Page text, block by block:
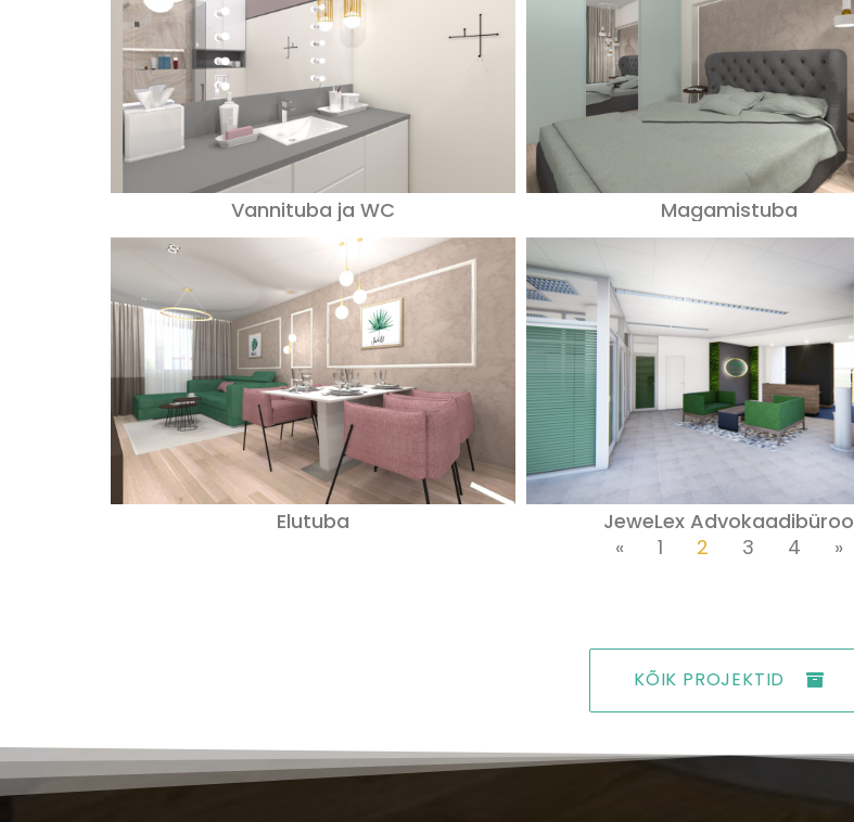
Vannituba ja WC Magamistuba
Elutuba JeweLex Advokaadibüroo
«
1 2 3 4 »
KÕIK PROJEKTID